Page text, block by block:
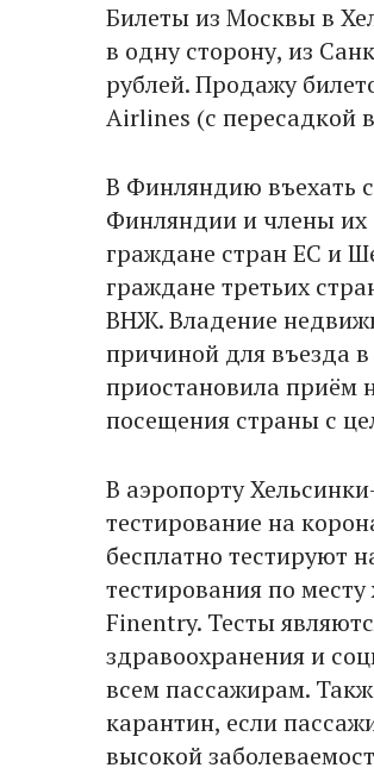
Билеты из Москвы в
в одну сторону, из
рублей. Продажу
Airlines (с пересадкой
В Финляндию въехать
Финляндии и члены
граждане стран ЕС и
граждане третьих
ВНЖ. Владение
причиной для въезда
приостановила приём
посещения страны с
В аэропорту
тестирование на
бесплатно тестируют
тестирования по
Finentry. Тесты
здравоохранения и
всем пассажирам.
карантин, если
высокой